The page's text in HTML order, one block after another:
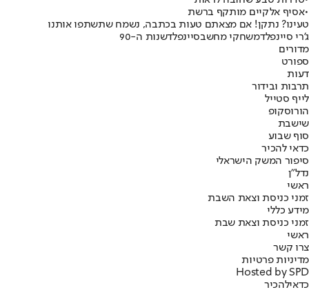
•אסיף אלקיים מותקף ברשת
טעינו? נתקן! אם מצאתם טעות בכתבה, נשמח שתשתפו אותנו
ג'רי סיינפלדמשחקי מחשבסיינפלדשנות ה-90
מדורים
ספורט
דעות
תרבות ובידור
לייף סטייל
הורוסקופ
שישבת
סוף שבוע
כדאי להכיר
סיפור המשק הישראלי
נדל"ן
ראשי
זמני כניסת וצאת השבת
מידע כללי
זמני כניסת וצאת שבת
ראשי
צרו קשר
מדיניות פרטיות
Hosted by SPD
כדאילהכיר